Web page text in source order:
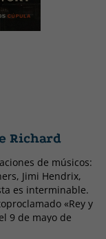
Richard
de músicos:
Jimi Hendrix,
es interminable.
«Rey y
9 de mayo de
casi